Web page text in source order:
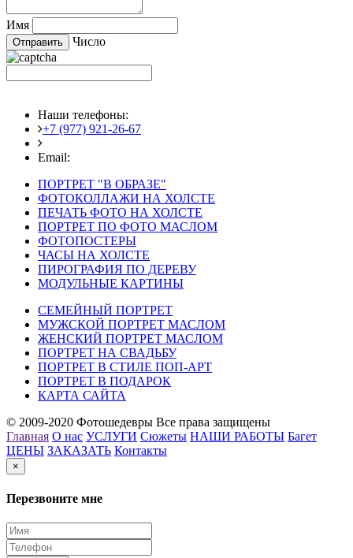
Имя
Число
Наши телефоны:
+7 (977) 921-26-67
Email:
ПОРТРЕТ "В ОБРАЗЕ"
ФОТОКОЛЛАЖИ НА ХОЛСТЕ
ПЕЧАТЬ ФОТО НА ХОЛСТЕ
ПОРТРЕТ ПО ФОТО МАСЛОМ
ФОТОПОСТЕРЫ
ЧАСЫ НА ХОЛСТЕ
ПИРОГРАФИЯ ПО ДЕРЕВУ
МОДУЛЬНЫЕ КАРТИНЫ
СЕМЕЙНЫЙ ПОРТРЕТ
МУЖСКОЙ ПОРТРЕТ МАСЛОМ
ЖЕНСКИЙ ПОРТРЕТ МАСЛОМ
ПОРТРЕТ НА СВАДЬБУ
ПОРТРЕТ В СТИЛЕ ПОП-АРТ
ПОРТРЕТ В ПОДАРОК
КАРТА САЙТА
© 2009-2020 Фотошедевры Все права защищены
Главная О нас УСЛУГИ Сюжеты НАШИ РАБОТЫ Багет
ЦЕНЫ ЗАКАЗАТЬ Контакты
×
Перезвоните мне